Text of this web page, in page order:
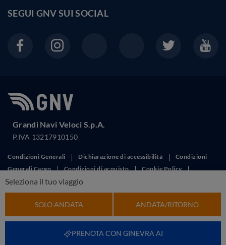
Seleziona il tuo viaggio
SOLO ANDATA ANDATA/RITORNO
PRENOTA CON GINEVRA AI
SEGUI GNV SUISOCIAL
Grandi Navi Veloci S.p.A.
P.IVA 13217910150
Condizioni Generali Dichiarazione di accessibilità
Condizioni
Generali Cargo
Condizioni di acquisto
Cookie Policy
Corporate governance
Promozioni
Norme per l'uso Privacy Reclami
Richiedi
This site is protected by reCAPTCHA and the GooglePrivacy Policyand
apply.